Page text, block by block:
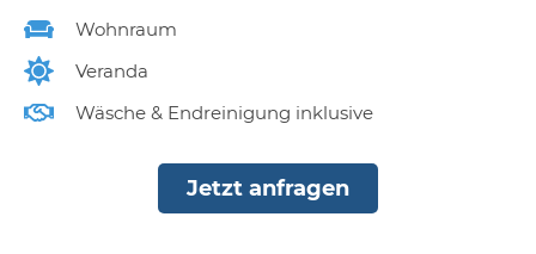
Wohnraum
Veranda
Wäsche & Endreinigung inklusive
Jetzt anfragen